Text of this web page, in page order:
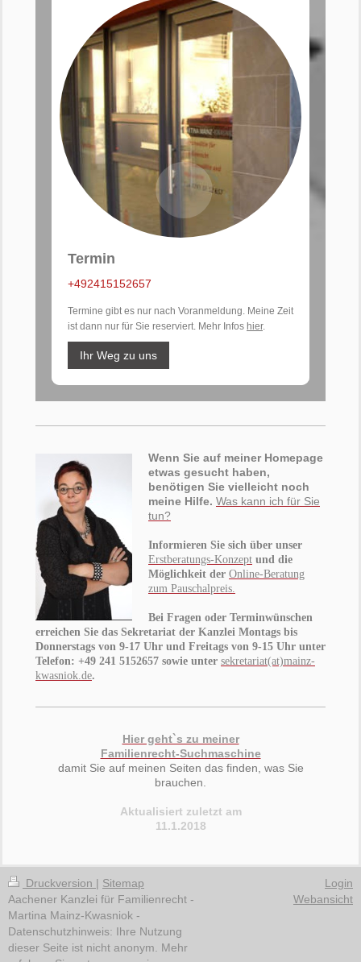
Termin
+492415152657
Termine gibt es nur nach Voranmeldung. Meine Zeit
ist dann nur für Sie reserviert. Mehr Infos hier.
Ihr Weg zu uns
Wenn Sie auf meiner Homepage
etwas gesucht haben,
benötigen Sie vielleicht noch
meine Hilfe. Was kann ich für Sie
tun?
Informieren Sie sich über unser
Erstberatungs-Konzept und die
Möglichkeit der Online-Beratung
zum Pauschalpreis.
Bei Fragen oder Terminwünschen
erreichen Sie das Sekretariat der Kanzlei Montags bis
Donnerstags von 9-17 Uhr und Freitags von 9-15 Uhr unter
Telefon: +49 241 5152657 sowie unter sekretariat(at)mainz-
kwasniok.de.
Hier geht`s zu meiner
Familienrecht-Suchmaschine
damit Sie auf meinen Seiten das finden, was Sie
brauchen.
Aktualisiert zuletzt am
11.1.2018
Druckversion | Sitemap
Aachener Kanzlei für Familienrecht -
Martina Mainz-Kwasniok -
Datenschutzhinweis: Ihre Nutzung
dieser Seite ist nicht anonym. Mehr
Login
Webansicht